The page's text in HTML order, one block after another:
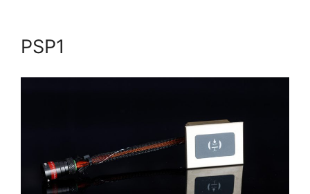
PSP1